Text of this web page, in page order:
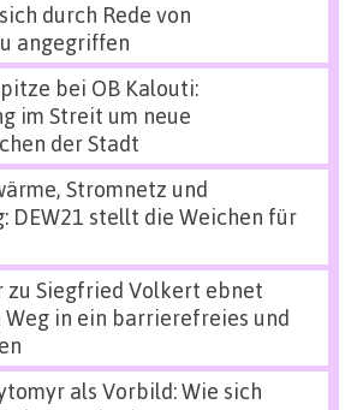
durch Rede von
angegriffen
bei OB Kalouti:
im Streit um neue
der Stadt
Stromnetz und
DEW21 stellt die Weichen für
zu Siegfried Volkert ebnet
Weg in ein barrierefreies und
als Vorbild: Wie sich